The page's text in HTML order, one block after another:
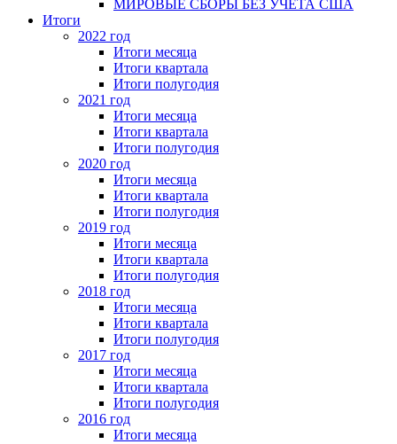
МИРОВЫЕ СБОРЫ БЕЗ УЧЕТА США
Итоги
2022 год
Итоги месяца
Итоги квартала
Итоги полугодия
2021 год
Итоги месяца
Итоги квартала
Итоги полугодия
2020 год
Итоги месяца
Итоги квартала
Итоги полугодия
2019 год
Итоги месяца
Итоги квартала
Итоги полугодия
2018 год
Итоги месяца
Итоги квартала
Итоги полугодия
2017 год
Итоги месяца
Итоги квартала
Итоги полугодия
2016 год
Итоги месяца